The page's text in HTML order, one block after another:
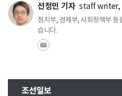
선정민 기자 staff writer,
정치부, 경제부, 사회정책부
습니다.